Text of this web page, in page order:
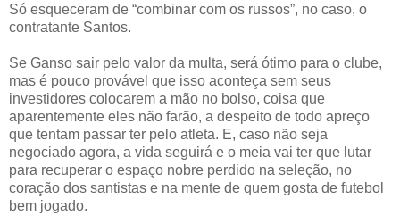
Só esqueceram de “combinar com os russos”, no caso, o
contratante Santos.
Se Ganso sair pelo valor da multa, será ótimo para o clube,
mas é pouco provável que isso aconteça sem seus
investidores colocarem a mão no bolso, coisa que
aparentemente eles não farão, a despeito de todo apreço
que tentam passar ter pelo atleta. E, caso não seja
negociado agora, a vida seguirá e o meia vai ter que lutar
para recuperar o espaço nobre perdido na seleção, no
coração dos santistas e na mente de quem gosta de futebol
bem jogado.